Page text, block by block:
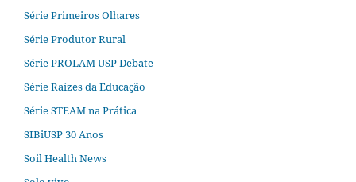
Série Primeiros Olhares
Série Produtor Rural
Série PROLAM USP Debate
Série Raízes da Educação
Série STEAM na Prática
SIBiUSP 30 Anos
Soil Health News